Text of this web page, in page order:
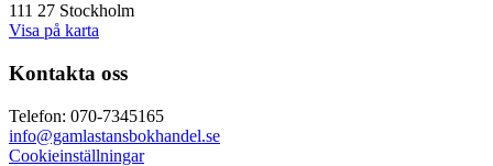
111 27 Stockholm
Visa på karta
Kontakta oss
Telefon: 070-7345165
info@gamlastansbokhandel.se
Cookieinställningar